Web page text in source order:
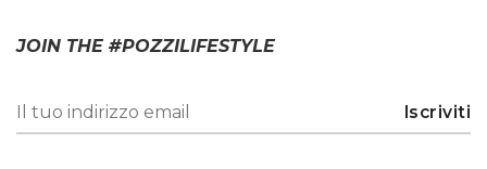
JOIN THE #POZZILIFESTYLE